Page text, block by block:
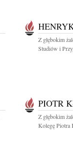
Z głębokim
Studiów i
PIOTR
Z głębokim
Kolegę Piotra